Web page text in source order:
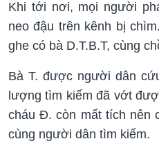
Khi tới nơi, mọi người
neo đậu trên kênh bị
ghe có bà D.T.B.T, cùng
Bà T. được người dân
lượng tìm kiếm đã vớt
cháu Đ. còn mất tích nên
cùng người dân tìm kiếm.